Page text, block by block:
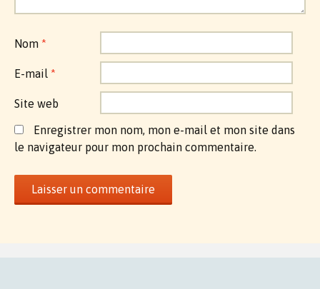
Nom *
E-mail *
Site web
Enregistrer mon nom, mon e-mail et mon site dans
le navigateur pour mon prochain commentaire.